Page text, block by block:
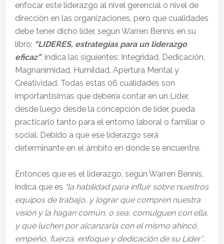
enfocar este liderazgo al nivel gerencial o nivel de
dirección en las organizaciones, pero que cualidades
debe tener dicho líder, según Warren Bennis en su
libro: “LIDERES, estrategias para un liderazgo
eficaz”, indica las siguientes: Integridad, Dedicación,
Magnanimidad, Humildad, Apertura Mental y
Creatividad. Todas estas 06 cualidades son
importantísimas que debería contar en un Líder,
desde luego desde la concepción de líder, pueda
practicarlo tanto para el entorno laboral o familiar o
social. Debido a que ese liderazgo será
determinante en el ámbito en donde se encuentre.
Entonces que es el liderazgo, según Warren Bennis,
indica que es “la habilidad para influir sobre nuestros
equipos de trabajo, y lograr que compren nuestra
visión y la hagan común, o sea, comulguen con ella,
y que luchen por alcanzarla con el mismo ahincó,
empeño, fuerza, enfoque y dedicación de su Líder”.